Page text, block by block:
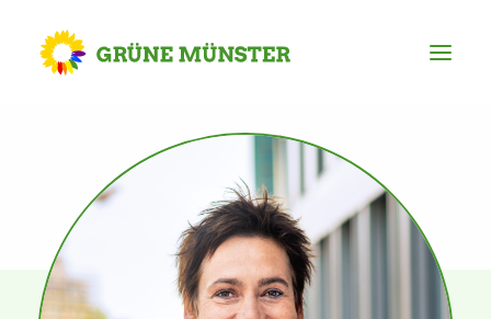
Partei
Kreisvorstand
Kreisgeschäftsstelle